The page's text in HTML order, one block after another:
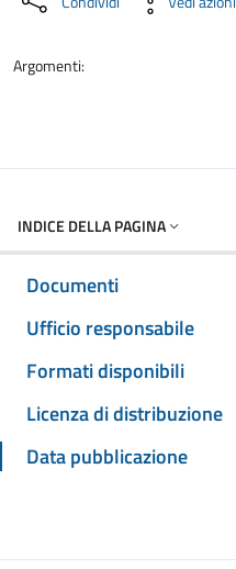
Argomenti:
INDICE DELLA PAGINA
Documenti
Ufficio responsabile
Formati disponibili
Licenza di distribuzione
Data pubblicazione